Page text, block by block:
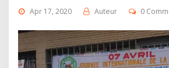
Apr 17, 2020 Auteur 0